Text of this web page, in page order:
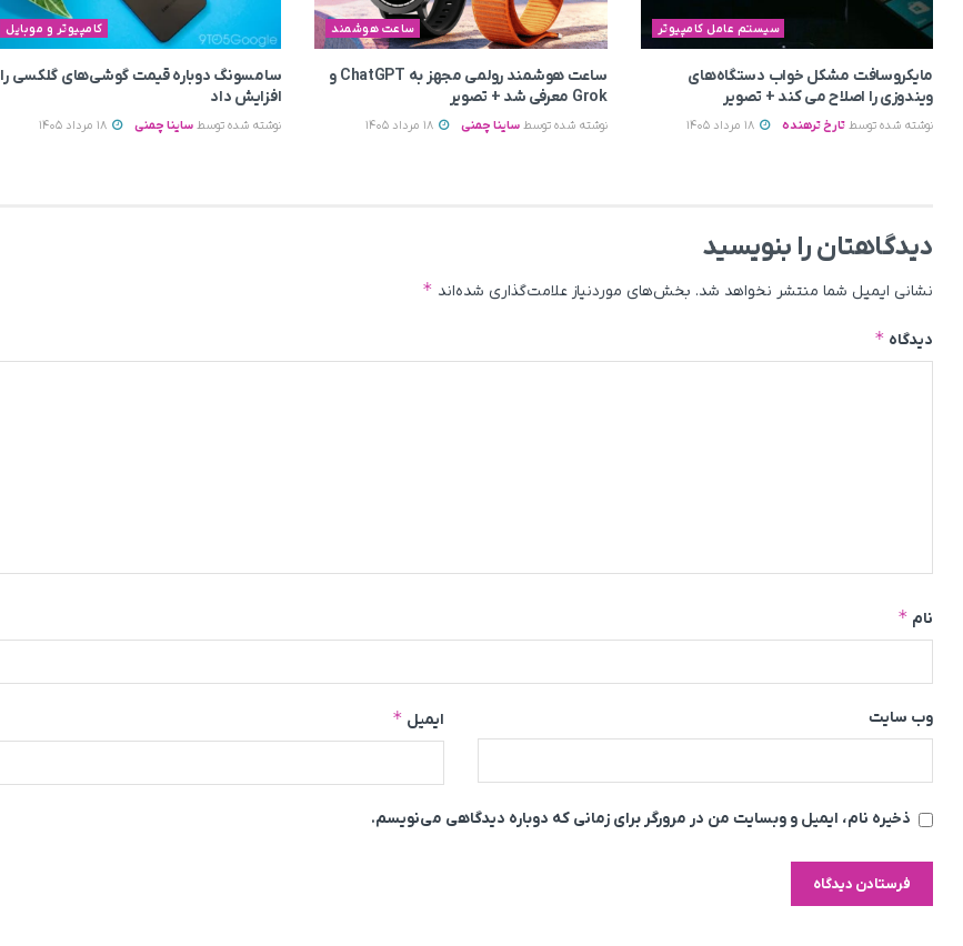
سیستم عامل کامپیوتر
مایکروسافت مشکل خواب دستگاه‌های
ویندوزی را اصلاح می‌ کند + تصویر
نوشته شده توسط تارخ ترهنده
ساعت هوشمند
ساعت هوشمند رولمی مجهز به ChatGPT و
Grok معرفی شد + تصویر
نوشته شده توسط ساینا چمنی 18 مرداد 1405
کامپیوتر و موبایل
سامسونگ دوباره قیمت گوشی‌های گلکسی را
افزایش داد
نوشته شده توسط ساینا چمنی
دیدگاهتان را بنویسید
نشانی ایمیل شما منتشر نخواهد شد. بخش‌های موردنیاز علامت‌گذاری شده‌اند *
دیدگاه *
نام *
ایمیل * وب‌ سایت
ذخیره نام، ایمیل و وبسایت من در مرورگر برای زمانی که دوباره دیدگاهی می‌نویسم.